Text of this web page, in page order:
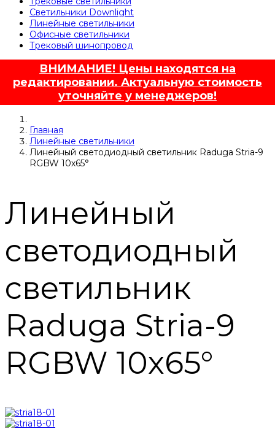
Светильники Downlight
Линейные светильники
Офисные светильники
Трековый шинопровод
ВНИМАНИЕ! Цены находятся на
редактировании. Актуальную стоимость
уточняйте у менеджеров!
Главная
Линейные светильники
Линейный светодиодный светильник Raduga Stria-9
RGBW 10х65°
Линейный
светодиодный
светильник
Raduga Stria-9
RGBW 10х65°